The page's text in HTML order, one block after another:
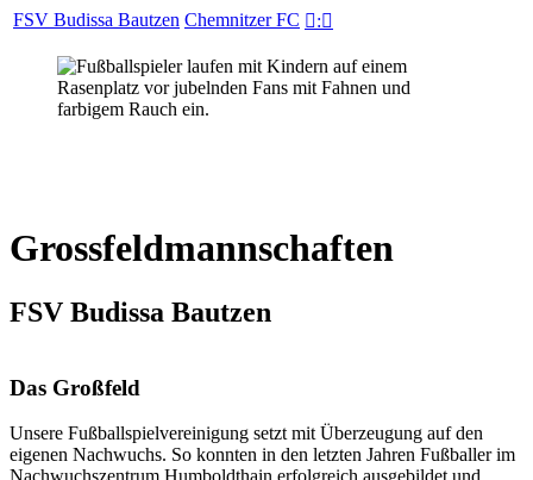
FSV Budissa Bautzen Chemnitzer FC :
Grossfeldmannschaften
FSV Budissa Bautzen
Das Großfeld
Unsere Fußballspielvereinigung setzt mit Überzeugung auf den
eigenen Nachwuchs. So konnten in den letzten Jahren Fußballer im